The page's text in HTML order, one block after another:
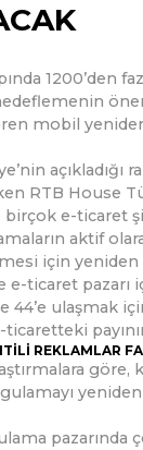
1200’den
mobil
açıkladığı
RTB House
birçok e-ticaret
aktif
için yeniden
e-ticaret
44’e ulaşmak
REKLAMLAR
yeniden
pazarında